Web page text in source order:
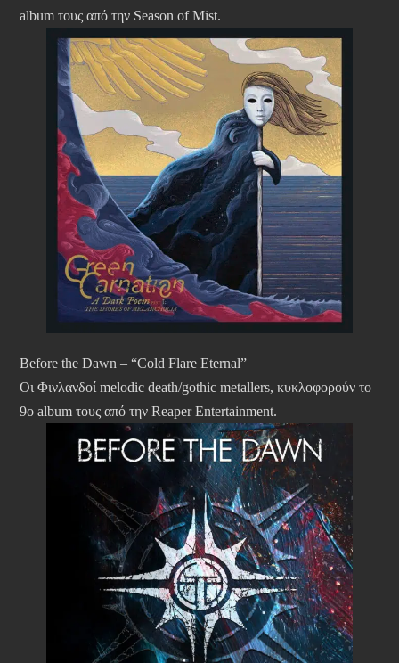
album τους από την Season of Mist.
Before the Dawn – “Cold Flare Eternal”
Οι Φινλανδοί melodic death/gothic metallers, κυκλοφορούν το
9ο album τους από την Reaper Entertainment.